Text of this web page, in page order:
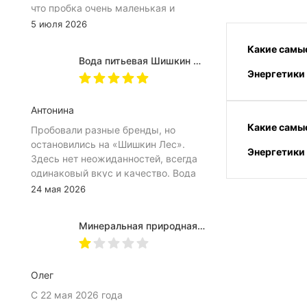
Какие
Энергетики
Какие
Энергетики
что пробка очень маленькая и
неудобное расположение
затрудняет открытию бутылка.
Плюс рубцы на пробке мелкие, что
5 июля 2026
Вода питьевая Шишкин лес в (одноразовой) таре 19 литров
Антонина
Пробовали разные бренды, но
остановились на «Шишкин Лес».
Здесь нет неожиданностей, всегда
одинаковый вкус и качество. Вода
хорошо идёт и холодной, и
подходит. Это, наверное, главный
показатель.
24 мая 2026
Минеральная природная вода Jermuk / Джермук газированная, Пэт (1,0л*6шт)
Олег
С 22 мая 2026 года